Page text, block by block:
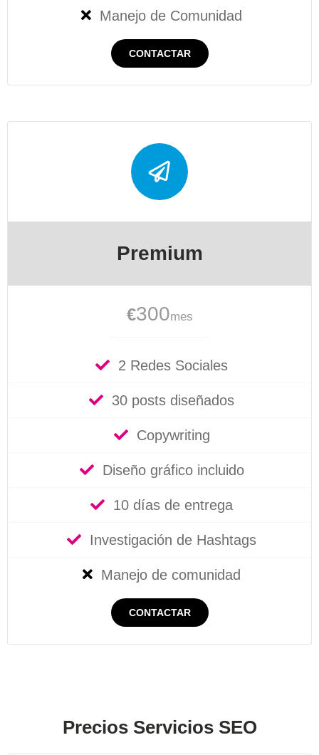
Manejo de Comunidad
CONTACTAR
Premium
€300mes
2 Redes Sociales
30 posts diseñados
Copywriting
Diseño gráfico incluido
10 días de entrega
Investigación de Hashtags
Manejo de comunidad
CONTACTAR
Precios Servicios SEO